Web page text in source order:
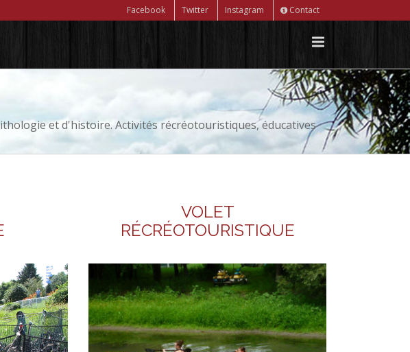
Facebook Twitter Instagram Contact
et d'histoire. Activités récréotouristiques, éducatives
VOLET
RÉCRÉOTOURISTIQUE